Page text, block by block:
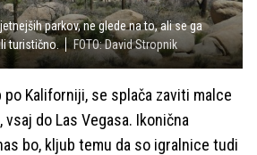
parkov, ne glede na to, ali se ga
turistično.
FOTO: David Stropnik
Kaliforniji, se splača zaviti malce
vsaj do Las Vegasa. Ikonična
bo, kljub temu da so igralnice tudi